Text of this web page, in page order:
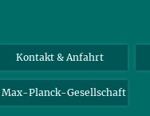
Kontakt & Anfahrt
Max-Planck-Gesellschaft